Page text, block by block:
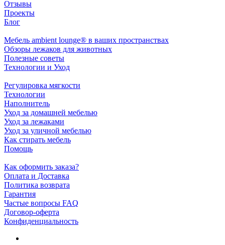
Отзывы
Проекты
Блог
Мебель ambient lounge® в ваших пространствах
Обзоры лежаков для животных
Полезные советы
Технологии и Уход
Регулировка мягкости
Технологии
Наполнитель
Уход за домашней мебелью
Уход за лежаками
Уход за уличной мебелью
Как стирать мебель
Помощь
Как оформить заказа?
Оплата и Доставка
Политика возврата
Гарантия
Частые вопросы FAQ
Договор-оферта
Конфиденциальность